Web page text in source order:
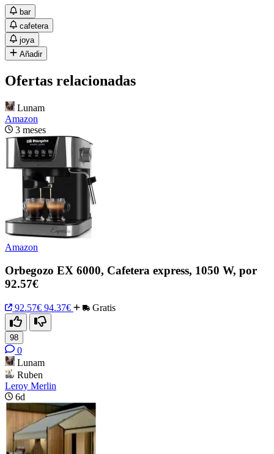
bar
cafetera
joya
Añadir
Ofertas relacionadas
Lunam
Amazon
3 meses
Amazon
Orbegozo EX 6000, Cafetera express, 1050 W, por
92.57€
92.57€ 94.37€ Gratis
98
0
Lunam
Ruben
Leroy Merlin
6d